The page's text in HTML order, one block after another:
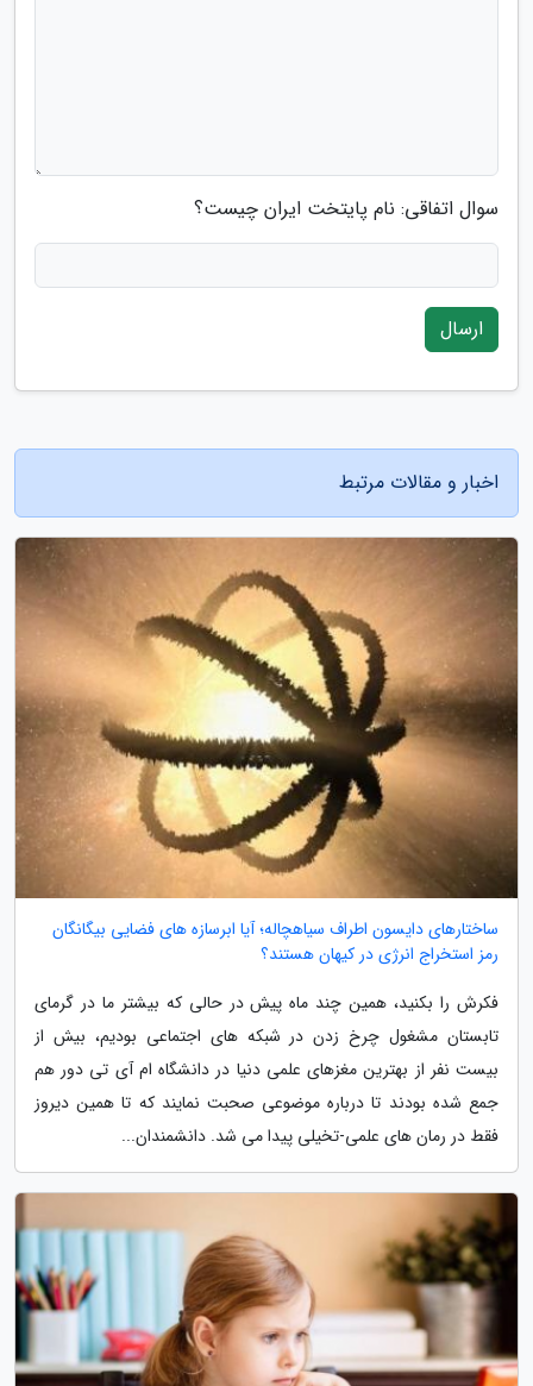
سوال اتفاقی: نام پایتخت ایران چیست؟
ارسال
اخبار و مقالات مرتبط
ساختارهای دایسون اطراف سیاهچاله؛ آیا ابرسازه های فضایی بیگانگان
رمز استخراج انرژی در کیهان هستند؟
فکرش را بکنید، همین چند ماه پیش در حالی که بیشتر ما در گرمای
تابستان مشغول چرخ زدن در شبکه های اجتماعی بودیم، بیش از
بیست نفر از بهترین مغزهای علمی دنیا در دانشگاه ام آی تی دور هم
جمع شده بودند تا درباره موضوعی صحبت نمایند که تا همین دیروز
فقط در رمان های علمی-تخیلی پیدا می شد. دانشمندان...